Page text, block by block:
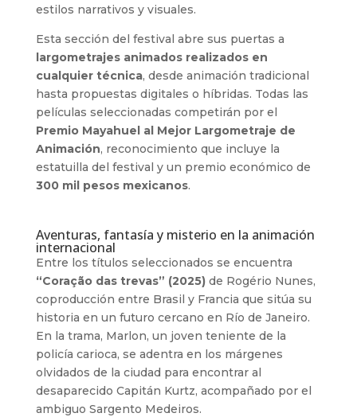
estilos narrativos y visuales.
Esta sección del festival abre sus puertas a
largometrajes animados realizados en
cualquier técnica, desde animación tradicional
hasta propuestas digitales o híbridas. Todas las
películas seleccionadas competirán por el
Premio Mayahuel al Mejor Largometraje de
Animación, reconocimiento que incluye la
estatuilla del festival y un premio económico de
300 mil pesos mexicanos.
Aventuras, fantasía y misterio en la animación
internacional
Entre los títulos seleccionados se encuentra
“Coração das trevas” (2025)de Rogério Nunes,
coproducción entre Brasil y Francia que sitúa su
historia en un futuro cercano en Río de Janeiro.
En la trama, Marlon, un joven teniente de la
policía carioca, se adentra en los márgenes
olvidados de la ciudad para encontrar al
desaparecido Capitán Kurtz, acompañado por el
ambiguo Sargento Medeiros.